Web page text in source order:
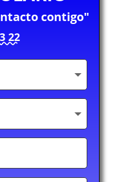
contigo"
22